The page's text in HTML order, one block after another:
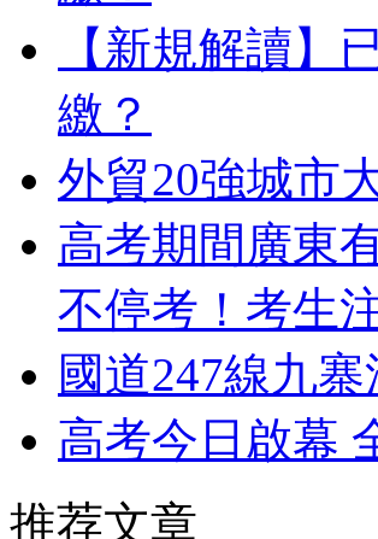
【新規解讀】
繳？
外貿20強城市
高考期間廣東
不停考！考生
國道247線九
高考今日啟幕
推荐文章